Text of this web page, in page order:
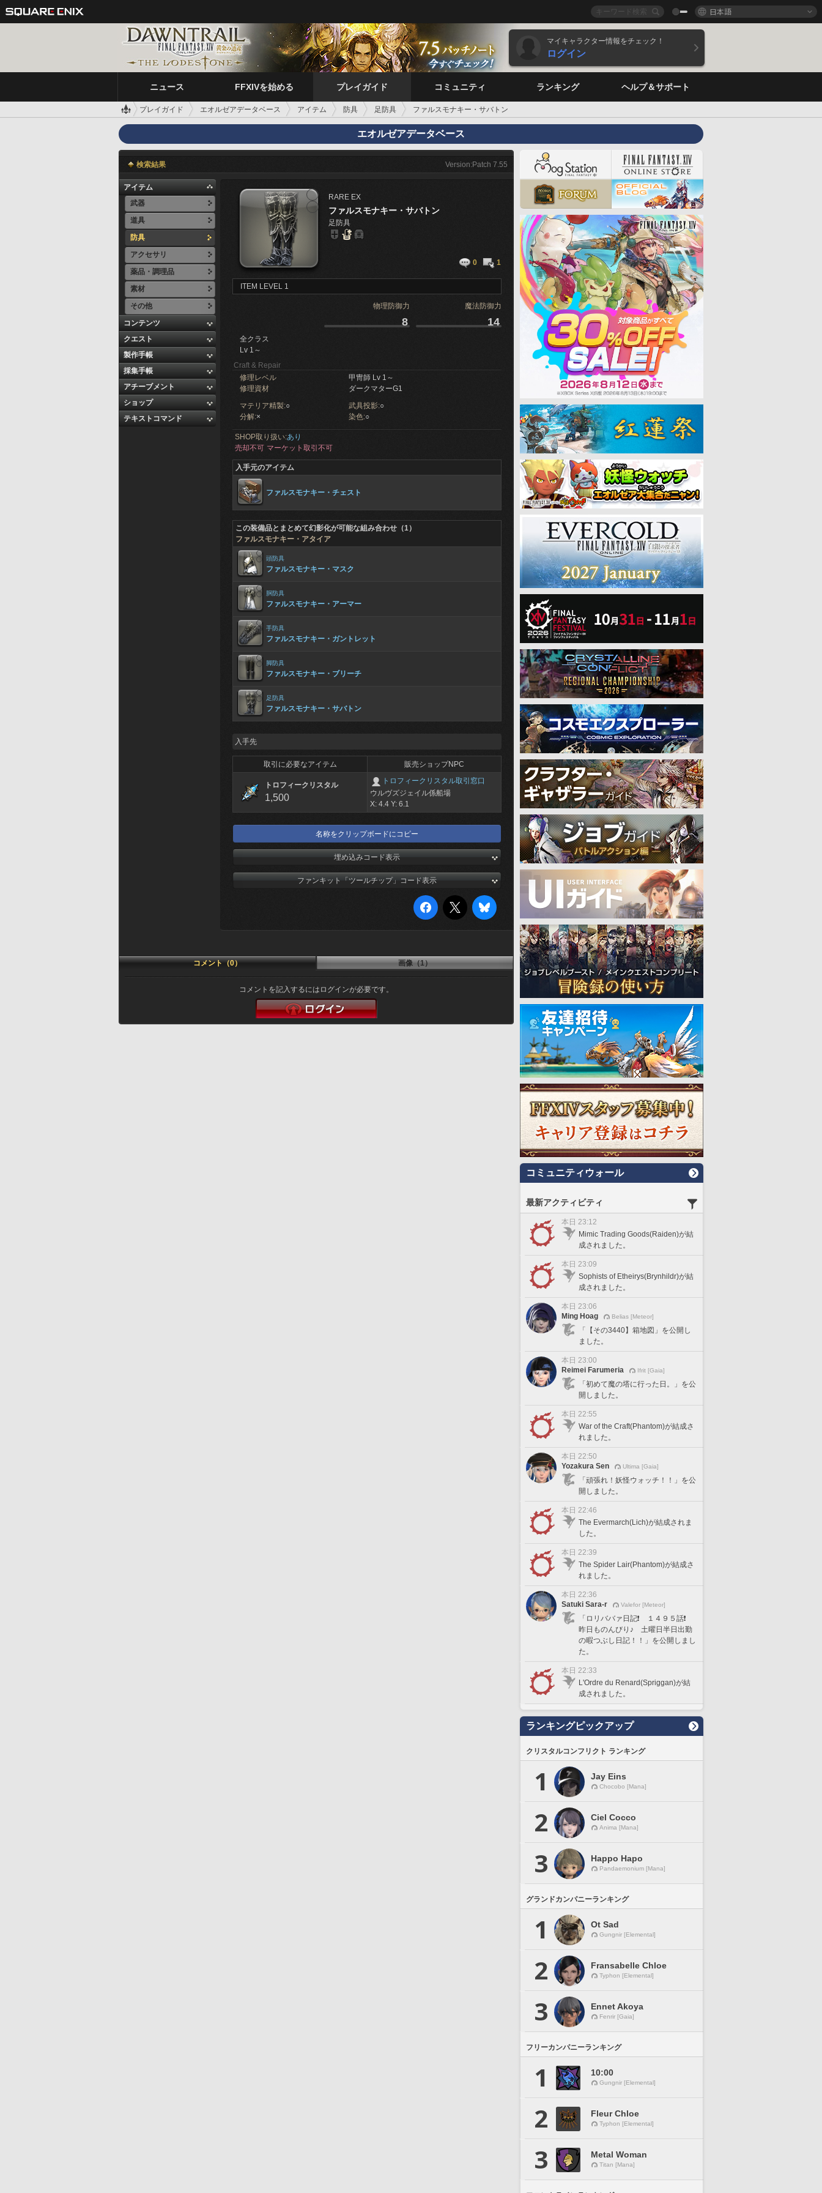
日本語
マイキャラクター情報をチェック！
ログイン
ニュース FFXIVを始める プレイガイド コミュニティ ランキング ヘルプ＆サポート
プレイガイド エオルゼアデータベース アイテム 防具 足防具 ファルスモナキー・サバトン
エオルゼアデータベース
検索結果 Version:Patch 7.55
アイテム
武器
道具
防具
アクセサリ
薬品・調理品
素材
その他
コンテンツ
クエスト
製作手帳
採集手帳
アチーブメント
ショップ
テキストコマンド
RARE EX
ファルスモナキー・サバトン
足防具
0 1
ITEM LEVEL 1
物理防御力 魔法防御力
8 14
全クラス
Lv 1～
Craft & Repair
修理レベル
甲冑師 Lv 1～
修理資材
ダークマターG1
マテリア精製:○ 武具投影:○
分解:× 染色:○
SHOP取り扱い:あり
売却不可 マーケット取引不可
入手元のアイテム
ファルスモナキー・チェスト
この装備品とまとめて幻影化が可能な組み合わせ（1）
ファルスモナキー・アタイア
頭防具
ファルスモナキー・マスク
胴防具
ファルスモナキー・アーマー
手防具
ファルスモナキー・ガントレット
脚防具
ファルスモナキー・ブリーチ
足防具
ファルスモナキー・サバトン
入手先
取引に必要なアイテム 販売ショップNPC
トロフィークリスタル
1,500
トロフィークリスタル取引窓口
ウルヴズジェイル係船場
X: 4.4 Y: 6.1
名称をクリップボードにコピー
埋め込みコード表示
ファンキット「ツールチップ」コード表示
コメント（0） 画像（1）
コメントを記入するにはログインが必要です。
コミュニティウォール
最新アクティビティ
本日 23:12
Mimic Trading Goods(Raiden)が結
成されました。
本日 23:09
Sophists of Etheirys(Brynhildr)が結
成されました。
本日 23:06
Ming Hoag
Belias [Meteor]
「【その3440】箱地図」を公開し
ました。
本日 23:00
Reimei Farumeria
Ifrit [Gaia]
「初めて魔の塔に行った日。」を公
開しました。
本日 22:55
War of the Craft(Phantom)が結成さ
れました。
本日 22:50
Yozakura Sen
Ultima [Gaia]
「頑張れ！妖怪ウォッチ！！」を公
開しました。
本日 22:46
The Evermarch(Lich)が結成されま
した。
本日 22:39
The Spider Lair(Phantom)が結成さ
れました。
本日 22:36
Satuki Sara-r
Valefor [Meteor]
「ロリババァ日記❗️ １４９５話❗️
昨日ものんびり♪ 土曜日半日出勤
の暇つぶし日記！！」を公開しまし
た。
本日 22:33
L'Ordre du Renard(Spriggan)が結
成されました。
ランキングピックアップ
クリスタルコンフリクト ランキング
1 Jay Eins
Chocobo [Mana]
2 Ciel Cocco
Anima [Mana]
3 Happo Hapo
Pandaemonium [Mana]
グランドカンパニーランキング
1 Ot Sad
Gungnir [Elemental]
2 Fransabelle Chloe
Typhon [Elemental]
3 Ennet Akoya
Fenrir [Gaia]
フリーカンパニーランキング
1 10:00
Gungnir [Elemental]
2 Fleur Chloe
Typhon [Elemental]
3 Metal Woman
Titan [Mana]